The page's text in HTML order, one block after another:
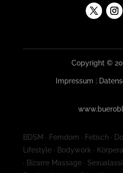
Copyright ©
Impressum
BDSM · Femdom · Fetisch ·
Lifestyle · Bodywork ·
· Bizarre Massage ·